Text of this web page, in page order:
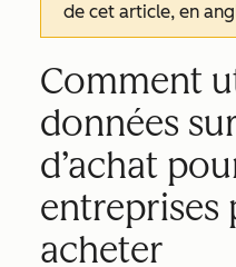
de cet article, en
Comment
données
d’achat
entreprises
acheter